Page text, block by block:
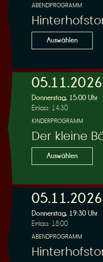
ABENDPROGRAMM
Auswählen
05.11.2026
Donnerstag, 15:00 Uhr
Einlass: 14:30
KINDERPROGRAMM
Der kleine
Auswählen
05.11.2026
Donnerstag, 19:30 Uhr
Einlass: 18:00
ABENDPROGRAMM